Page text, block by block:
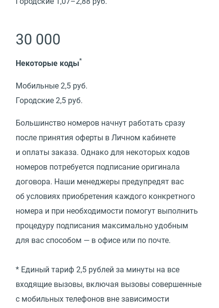
30 000
Некоторые коды*
Мобильные 2,5 руб.
Городские 2,5 руб.
Большинство номеров начнут работать сразу
после принятия оферты в Личном кабинете
и оплаты заказа. Однако для некоторых кодов
номеров потребуется подписание оригинала
договора. Наши менеджеры предупредят вас
об условиях приобретения каждого конкретного
номера и при необходимости помогут выполнить
процедуру подписания максимально удобным
для вас способом — в офисе или по почте.
* Единый тариф 2,5 рублей за минуты на все
входящие вызовы, включая вызовы совершенные
с мобильных телефонов вне зависимости